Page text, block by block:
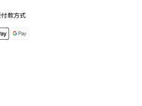
款方式